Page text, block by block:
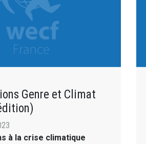
Genre et Climat
à la crise climatique